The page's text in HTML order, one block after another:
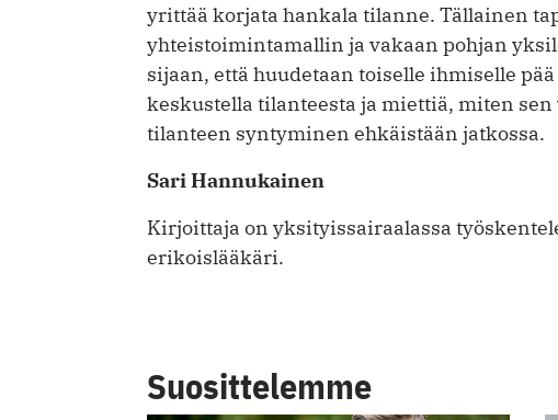
yrittää korjata hankala tilanne. Tällainen
yhteistoimintamallin ja vakaan pohjan
sijaan, että huudetaan toiselle ihmiselle
keskustella tilanteesta ja miettiä, miten
tilanteen syntyminen ehkäistään jatkossa.
Sari Hannukainen
Kirjoittaja on yksityissairaalassa
erikoislääkäri.
Suosittelemme